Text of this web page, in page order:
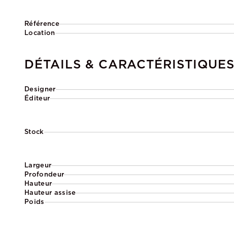
Référence
Location
DÉTAILS & CARACTÉRISTIQUES
Designer
Éditeur
Stock
Largeur
Profondeur
Hauteur
Hauteur assise
Poids